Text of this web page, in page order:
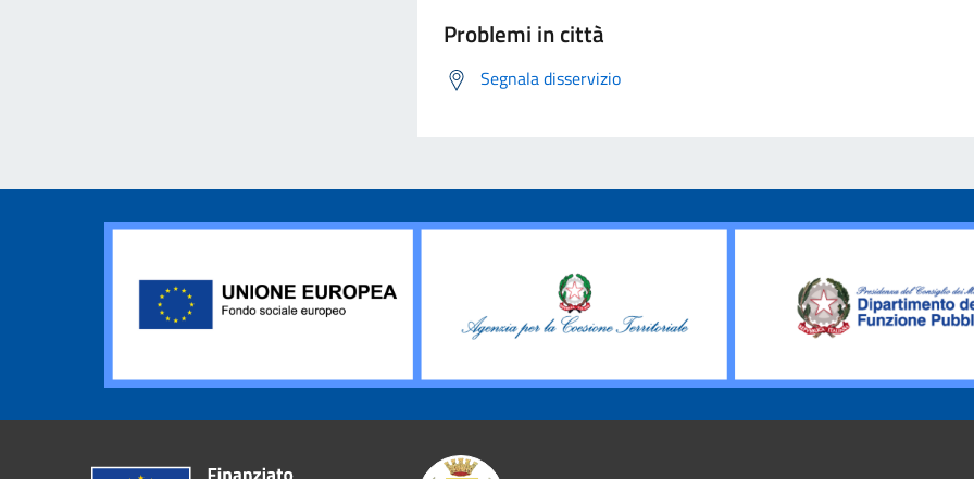
Problemi in città
Segnala disservizio